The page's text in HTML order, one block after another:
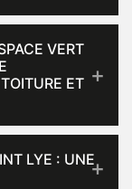
VERT
ET
LYE : UNE